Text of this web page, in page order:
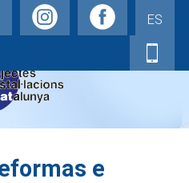
ES
e